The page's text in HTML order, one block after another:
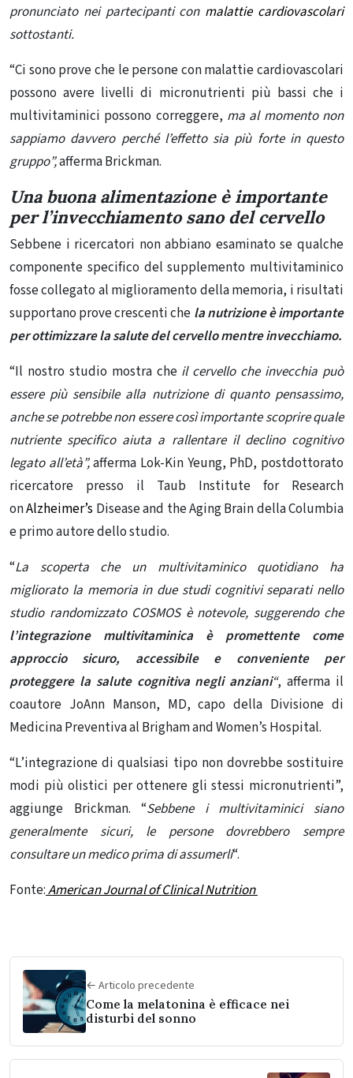
pronunciato nei partecipanti con malattie cardiovascolari
sottostanti.
“Ci sono prove che le persone con malattie cardiovascolari
possono avere livelli di micronutrienti più bassi che i
multivitaminici possono correggere, ma al momento non
sappiamo davvero perché l’effetto sia più forte in questo
gruppo”,afferma Brickman.
Una buona alimentazione è importante
per l’invecchiamento sano del cervello
Sebbene i ricercatori non abbiano esaminato se qualche
componente specifico del supplemento multivitaminico
fosse collegato al miglioramento della memoria, i risultati
supportano prove crescenti che la nutrizione è importante
per ottimizzare la salute del cervello mentre invecchiamo.
“Il nostro studio mostra cheil cervello che invecchia può
essere più sensibile alla nutrizione di quanto pensassimo,
anche se potrebbe non essere così importante scoprire quale
nutriente specifico aiuta a rallentare il declino cognitivo
legato all’età”,afferma Lok-Kin Yeung, PhD, postdottorato
ricercatore presso il Taub Institute for Research
onAlzheimer’s Disease and the Aging Brain della Columbia
e primo autore dello studio.
“La scoperta che un multivitaminico quotidiano ha
migliorato la memoria in due studi cognitivi separati nello
studio randomizzato COSMOS è notevole, suggerendo che
l’integrazione multivitaminica è promettente come
approccio sicuro, accessibile e conveniente per
proteggere la salute cognitiva negli anziani“, afferma il
coautore JoAnn Manson, MD, capo della Divisione di
Medicina Preventiva al Brigham and Women’s Hospital.
“L’integrazione di qualsiasi tipo non dovrebbe sostituire
modi più olistici per ottenere gli stessi micronutrienti”,
aggiunge Brickman. “Sebbene i multivitaminici siano
generalmente sicuri, le persone dovrebbero sempre
consultare un medico prima di assumerli“.
Fonte:American Journal of Clinical Nutrition
← Articolo precedente
Come la melatonina è efficace nei
disturbi del sonno